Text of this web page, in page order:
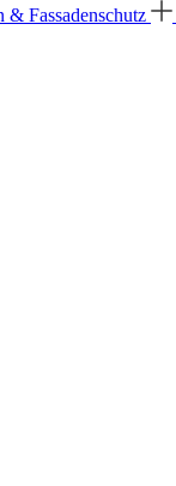
& Fassadenschutz